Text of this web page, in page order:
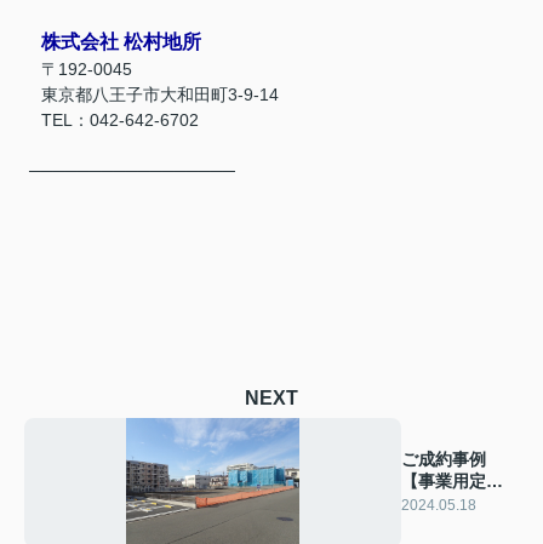
株式会社 松村地所
〒192-0045
東京都八王子市大和田町3-9-14
TEL：042-642-6702
─────────────────
NEXT
ご成約事例
【事業用定
借】八王子市
2024.05.18